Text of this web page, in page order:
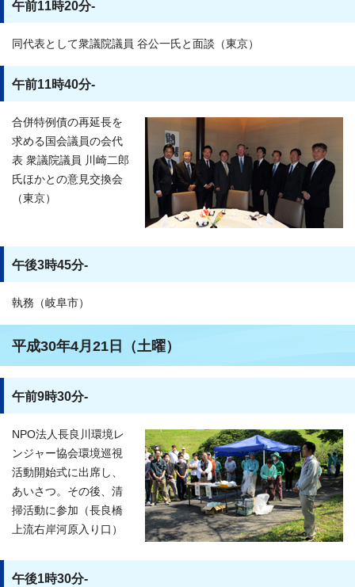
午前11時20分-
同代表として衆議院議員 谷公一氏と面談（東京）
午前11時40分-
合併特例債の再延長を
求める国会議員の会代
表 衆議院議員 川崎二郎
氏ほかとの意見交換会
（東京）
午後3時45分-
執務（岐阜市）
平成30年4月21日（土曜）
午前9時30分-
NPO法人長良川環境レ
ンジャー協会環境巡視
活動開始式に出席し、
あいさつ。その後、清
掃活動に参加（長良橋
上流右岸河原入り口）
午後1時30分-